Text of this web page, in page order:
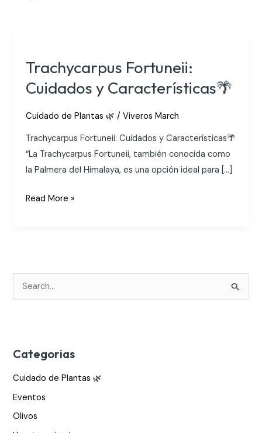
Trachycarpus Fortuneii:
Cuidados y Características🌴
Cuidado de Plantas 🌿 /Viveros March
Trachycarpus Fortuneii: Cuidados y Características🌴
“La Trachycarpus Fortuneii, también conocida como
la Palmera del Himalaya, es una opción ideal para […]
Trachycarpus
🌴
Read More »
e
c
f
o
r
Categorias
Cuidado de Plantas 🌿
Eventos
Olivos